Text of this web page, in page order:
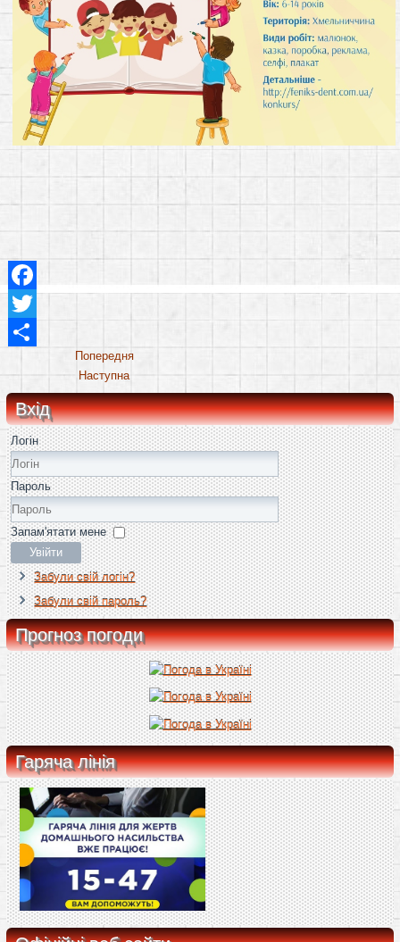
Facebook
Twitter
Попередня
Наступна
Вхід
Логін
Пароль
Запам'ятати мене
Увійти
Забули свій логін?
Забули свій пароль?
Прогноз погоди
Гаряча лінія